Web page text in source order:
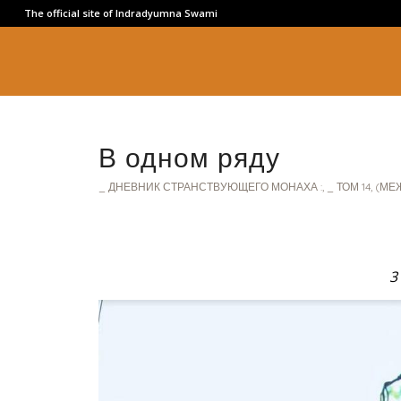
The official site of Indradyumna Swami
В одном ряду
_ ДНЕВНИК СТРАНСТВУЮЩЕГО МОНАХА :, _ ТОМ 14,